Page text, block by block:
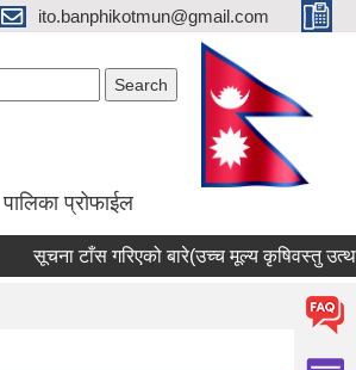
ito.banphikotmun@gmail.com
पालिका प्रोफाईल
सूचना टाँस गरिएको बारे(उच्च मूल्य कृषिवस्तु